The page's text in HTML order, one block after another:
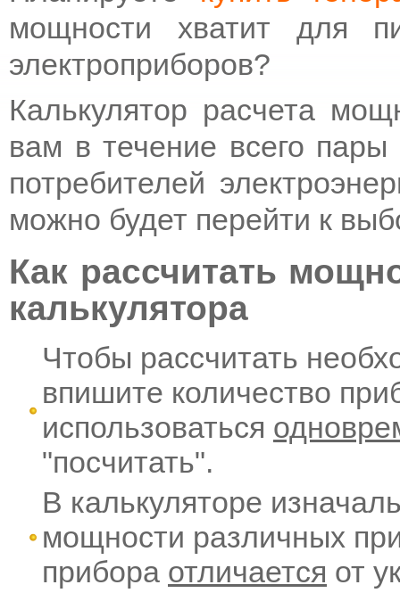
мощности хватит для
электроприборов?
Калькулятор расчета
вам в течение всего
потребителей
можно будет перейти к
Как рассчитать
калькулятора
Чтобы рассчитать
впишите количество
использоваться
"посчитать".
В калькуляторе
мощности различных
прибора отличается от